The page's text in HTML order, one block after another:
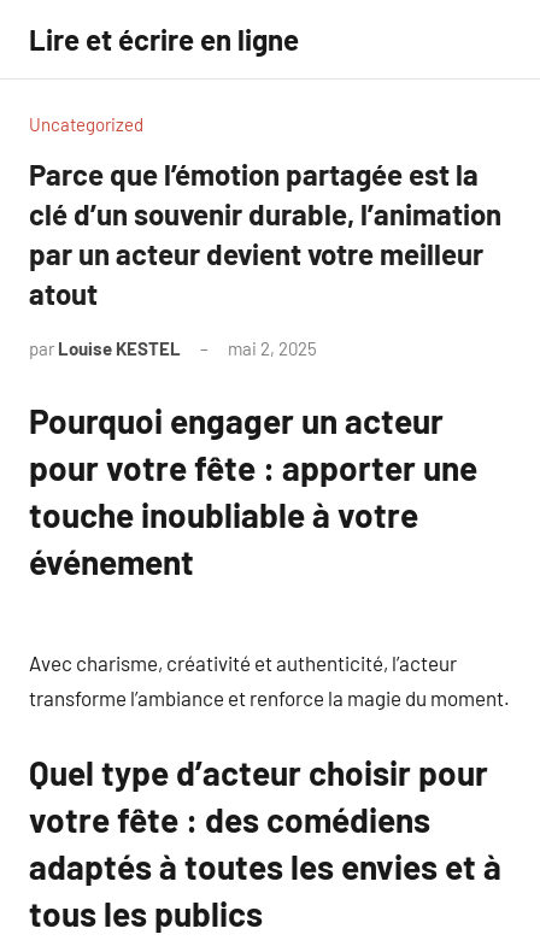
contenu
Lire et écrire en ligne
Uncategorized
Parce que l’émotion partagée est la
clé d’un souvenir durable, l’animation
par un acteur devient votre meilleur
atout
par Louise KESTEL mai 2, 2025
Pourquoi engager un acteur
pour votre fête : apporter une
touche inoubliable à votre
événement
Avec charisme, créativité et authenticité, l’acteur
transforme l’ambiance et renforce la magie du moment.
Quel type d’acteur choisir pour
votre fête : des comédiens
adaptés à toutes les envies et à
tous les publics